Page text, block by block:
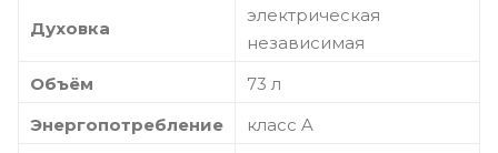
Духовка
электрическая
независимая
Объём
73 л
Энергопотребление
класс A